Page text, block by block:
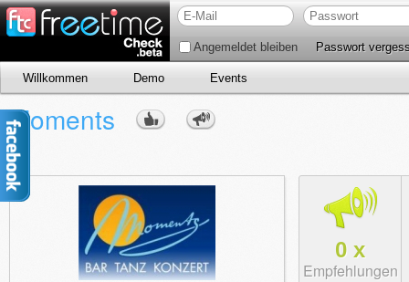
Angemeldet bleiben Passwort
Willkommen Demo Events
Moments
0 x
Empfehlungen